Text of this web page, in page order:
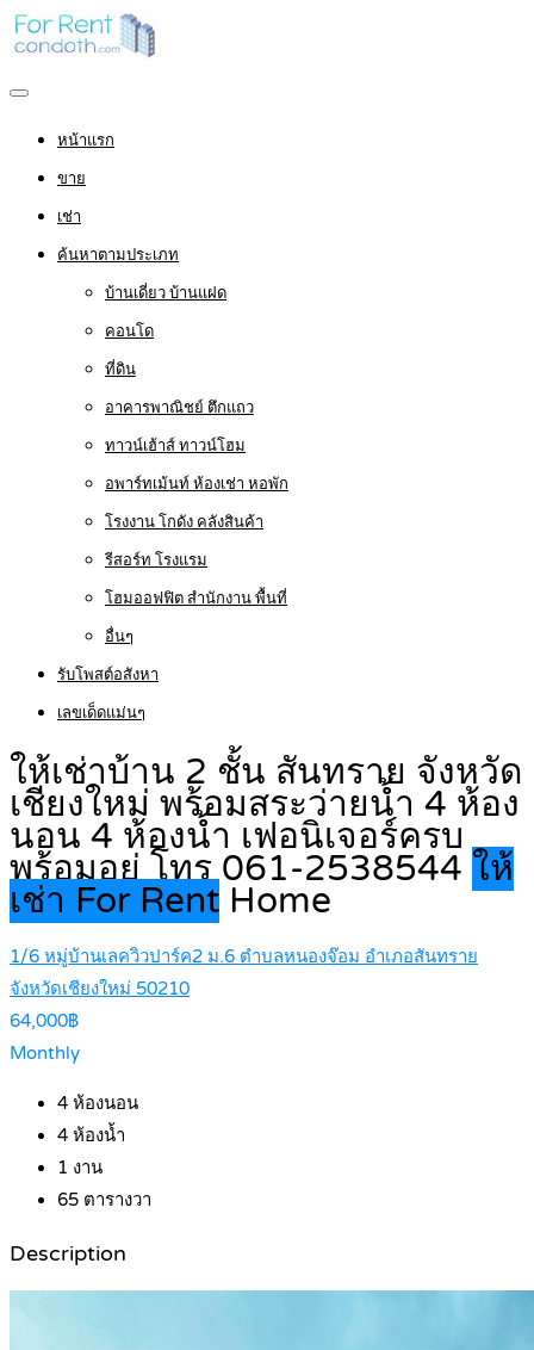
หน้าแรก
ขาย
เช่า
ค้นหาตามประเภท
บ้านเดี่ยว บ้านแฝด
คอนโด
ที่ดิน
อาคารพาณิชย์ ตึกแถว
ทาวน์เฮ้าส์ ทาวน์โฮม
อพาร์ทเม้นท์ ห้องเช่า หอพัก
โรงงาน โกดัง คลังสินค้า
รีสอร์ท โรงแรม
โฮมออฟฟิต สำนักงาน พื้นที่
อื่นๆ
รับโพสต์อสังหา
เลขเด็ดแม่นๆ
ให้เช่าบ้าน 2 ชั้น สันทราย จังหวัด
เชียงใหม่ พร้อมสระว่ายน้ำ 4 ห้อง
นอน 4 ห้องน้ำ เฟอนิเจอร์ครบ
พร้อมอยู่ โทร 061-2538544 ให้
เช่า For Rent Home
1/6 หมู่บ้านเลควิวปาร์ค2 ม.6 ตำบลหนองจ๊อม อำเภอสันทราย
จังหวัดเชียงใหม่ 50210
64,000฿
Monthly
4 ห้องนอน
4 ห้องน้ำ
1 งาน
65 ตารางวา
Description